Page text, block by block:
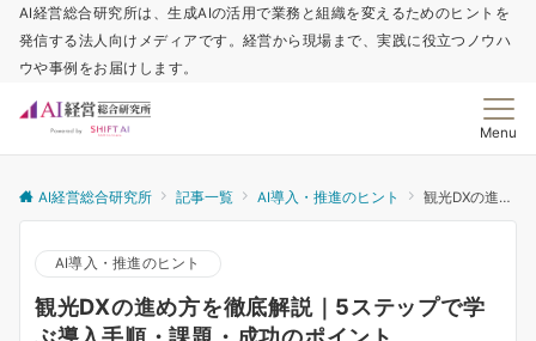
AI経営総合研究所は、生成AIの活用で業務と組織を変えるためのヒントを
発信する法人向けメディアです。経営から現場まで、実践に役立つノウハ
ウや事例をお届けします。
Menu
AI経営総合研究所 記事一覧 AI導入・推進のヒント 観光DXの進め方を徹底解説｜5ステップで学ぶ導入手順・課題・成功のポイント
AI導入・推進のヒント
観光DXの進め方を徹底解説｜5ステップで学